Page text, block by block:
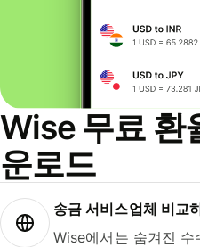
Wise 무료 환
운로드
송금 서비스업체 비교
Wise에서는 숨겨진 수